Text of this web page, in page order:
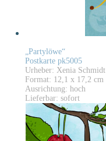
„Partylöwe“
Postkarte pk5005
Urheber: Xenia Schmidt
Format: 12,1 x 17,2 cm
Ausrichtung: hoch
Lieferbar: sofort